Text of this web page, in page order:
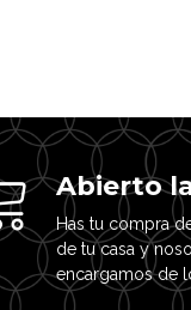
Abierto
Has tu compra
de tu casa y
encargamos de